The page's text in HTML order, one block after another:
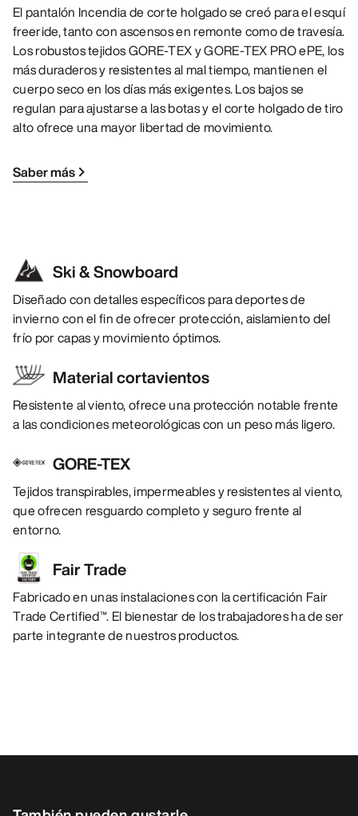
El pantalón Incendia de corte holgado se creó para el esquí
freeride, tanto con ascensos en remonte como de travesía.
Los robustos tejidos GORE-TEX y GORE-TEX PRO ePE, los
más duraderos y resistentes al mal tiempo, mantienen el
cuerpo seco en los días más exigentes. Los bajos se
regulan para ajustarse a las botas y el corte holgado de tiro
alto ofrece una mayor libertad de movimiento.
Saber más
Ski & Snowboard
Diseñado con detalles específicos para deportes de
invierno con el fin de ofrecer protección, aislamiento del
frío por capas y movimiento óptimos.
Material cortavientos
Resistente al viento, ofrece una protección notable frente
a las condiciones meteorológicas con un peso más ligero.
GORE-TEX
Tejidos transpirables, impermeables y resistentes al viento,
que ofrecen resguardo completo y seguro frente al
entorno.
Fair Trade
Fabricado en unas instalaciones con la certificación Fair
Trade Certified™. El bienestar de los trabajadores ha de ser
parte integrante de nuestros productos.